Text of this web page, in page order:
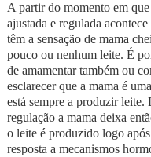
A partir do momento em
ajustada e regulada
têm a sensação de mama
pouco ou nenhum leite. É
de amamentar também ou
esclarecer que a mama é
está sempre a produzir
regulação a mama deixa
o leite é produzido logo
resposta a mecanismos